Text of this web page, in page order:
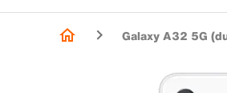
Galaxy A32 5G